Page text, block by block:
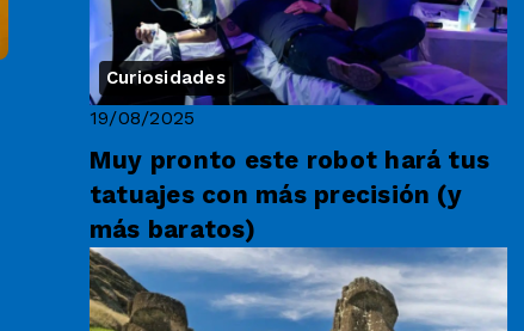
Curiosidades
19/08/2025
Muy pronto este robot hará tus
tatuajes con más precisión (y
más baratos)